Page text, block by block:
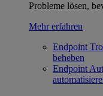
Probleme lösen,
Mehr erfahren
Endpoint
beheben
Endpoint